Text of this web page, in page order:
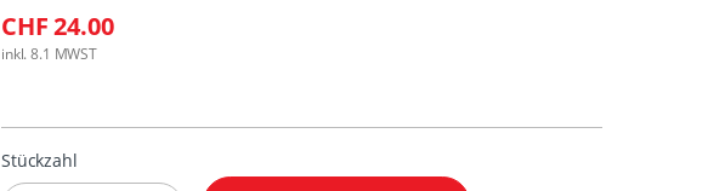
CHF 24.00
inkl. 8.1 MWST
Stückzahl